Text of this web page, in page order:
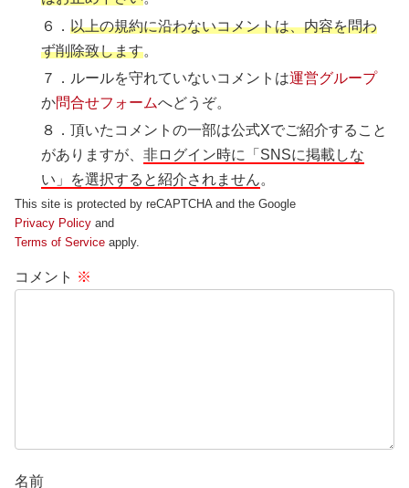
６．以上の規約に沿わないコメントは、内容を問わ
ず削除致します。
７．ルールを守れていないコメントは運営グループ
か問合せフォームへどうぞ。
８．頂いたコメントの一部は公式Xでご紹介すること
がありますが、非ログイン時に「SNSに掲載しな
い」を選択すると紹介されません。
This site is protected by reCAPTCHA and the Google
Privacy Policy and
Terms of Service apply.
コメント ※
名前